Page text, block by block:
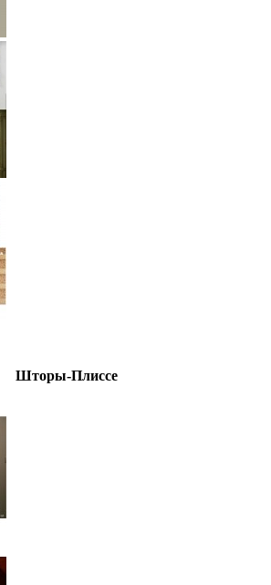
Шторы-Плиссе